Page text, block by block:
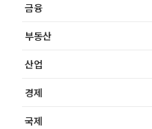
금융
부동산
산업
경제
국제